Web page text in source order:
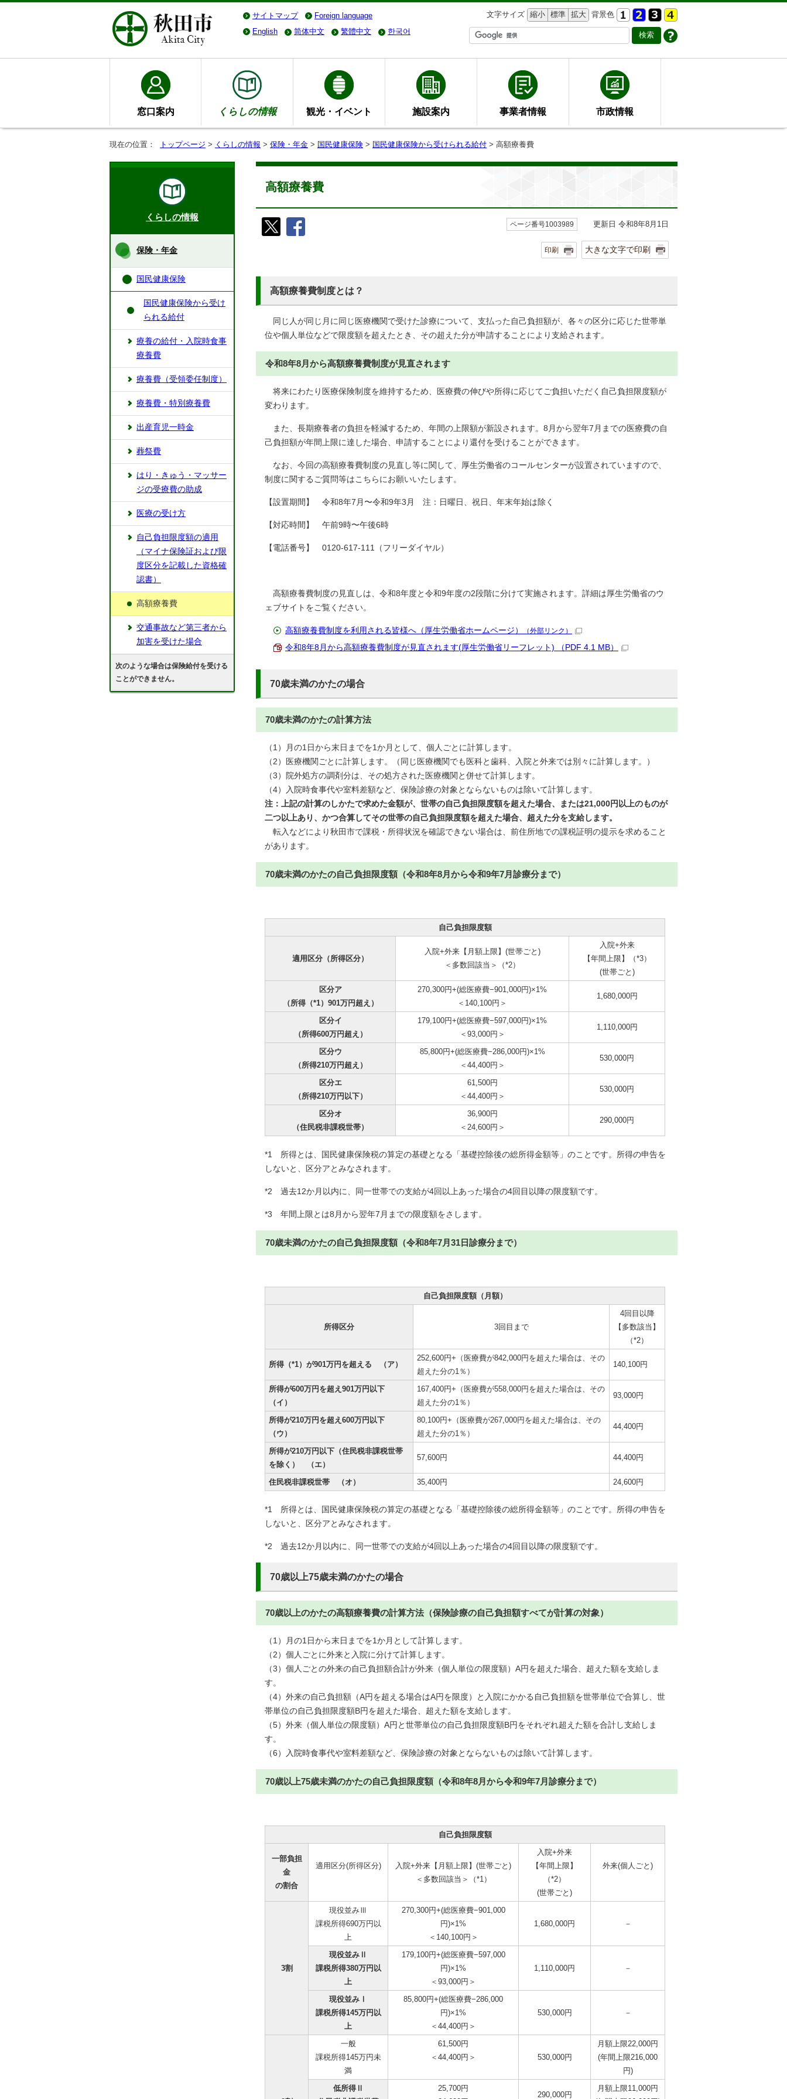
サイトマップ Foreign language 文字サイズ 縮小 標準 拡大 背景色
English
简体中文 繁體中文 한국어
窓口案内 くらしの情報 観光・イベント 施設案内 事業者情報 市政情報
現在の位置： トップページ > くらしの情報 > 保険・年金 > 国民健康保険 > 国民健康保険から受けられる給付 > 高額療養費
高額療養費
ページ番号1003989 更新日 令和8年8月1日
印刷 大きな文字で印刷
高額療養費制度とは？
同じ人が同じ月に同じ医療機関で受けた診療について、支払った自己負担額が、各々の区分に応じた世帯単
位や個人単位などで限度額を超えたとき、その超えた分が申請することにより支給されます。
令和8年8月から高額療養費制度が見直されます
将来にわたり医療保険制度を維持するため、医療費の伸びや所得に応じてご負担いただく自己負担限度額が
変わります。
また、長期療養者の負担を軽減するため、年間の上限額が新設されます。8月から翌年7月までの医療費の自
己負担額が年間上限に達した場合、申請することにより還付を受けることができます。
なお、今回の高額療養費制度の見直し等に関して、厚生労働省のコールセンターが設置されていますので、
制度に関するご質問等はこちらにお願いいたします。
【設置期間】 令和8年7月〜令和9年3月 注：日曜日、祝日、年末年始は除く
【対応時間】 午前9時〜午後6時
【電話番号】 0120-617-111（フリーダイヤル）
高額療養費制度の見直しは、令和8年度と令和9年度の2段階に分けて実施されます。詳細は厚生労働省のウ
ェブサイトをご覧ください。
高額療養費制度を利用される皆様へ（厚生労働省ホームページ） （外部リンク）
令和8年8月から高額療養費制度が見直されます(厚生労働省リーフレット) （PDF 4.1 MB）
70歳未満のかたの場合
70歳未満のかたの計算方法
（1）月の1日から末日までを1か月として、個人ごとに計算します。
（2）医療機関ごとに計算します。（同じ医療機関でも医科と歯科、入院と外来では別々に計算します。）
（3）院外処方の調剤分は、その処方された医療機関と併せて計算します。
（4）入院時食事代や室料差額など、保険診療の対象とならないものは除いて計算します。
注：上記の計算のしかたで求めた金額が、世帯の自己負担限度額を超えた場合、または21,000円以上のものが
二つ以上あり、かつ合算してその世帯の自己負担限度額を超えた場合、超えた分を支給します。
転入などにより秋田市で課税・所得状況を確認できない場合は、前住所地での課税証明の提示を求めること
があります。
70歳未満のかたの自己負担限度額（令和8年8月から令和9年7月診療分まで）
自己負担限度額
適用区分（所得区分）
入院+外来【月額上限】(世帯ごと)
＜多数回該当＞（*2）
入院+外来
【年間上限】（*3）
(世帯ごと)
区分ア
（所得（*1）901万円超え）
270,300円+(総医療費−901,000円)×1%
＜140,100円＞
1,680,000円
区分イ
（所得600万円超え）
179,100円+(総医療費−597,000円)×1%
＜93,000円＞
1,110,000円
区分ウ
（所得210万円超え）
85,800円+(総医療費−286,000円)×1%
＜44,400円＞
530,000円
区分エ
（所得210万円以下）
61,500円
＜44,400円＞
530,000円
区分オ
（住民税非課税世帯）
36,900円
＜24,600円＞
290,000円
*1 所得とは、国民健康保険税の算定の基礎となる「基礎控除後の総所得金額等」のことです。所得の申告を
しないと、区分アとみなされます。
*2 過去12か月以内に、同一世帯での支給が4回以上あった場合の4回目以降の限度額です。
*3 年間上限とは8月から翌年7月までの限度額をさします。
70歳未満のかたの自己負担限度額（令和8年7月31日診療分まで）
自己負担限度額（月額）
所得区分 3回目まで
4回目以降
【多数該当】
（*2）
所得（*1）が901万円を超える （ア）
252,600円+（医療費が842,000円を超えた場合は、その
超えた分の1％）
140,100円
所得が600万円を超え901万円以下
（イ）
167,400円+（医療費が558,000円を超えた場合は、その
超えた分の1％）
93,000円
所得が210万円を超え600万円以下
（ウ）
80,100円+（医療費が267,000円を超えた場合は、その
超えた分の1％）
44,400円
所得が210万円以下（住民税非課税世帯
を除く） （エ）
57,600円 44,400円
住民税非課税世帯 （オ） 35,400円 24,600円
*1 所得とは、国民健康保険税の算定の基礎となる「基礎控除後の総所得金額等」のことです。所得の申告を
しないと、区分アとみなされます。
*2 過去12か月以内に、同一世帯での支給が4回以上あった場合の4回目以降の限度額です。
70歳以上75歳未満のかたの場合
70歳以上のかたの高額療養費の計算方法（保険診療の自己負担額すべてが計算の対象）
（1）月の1日から末日までを1か月として計算します。
（2）個人ごとに外来と入院に分けて計算します。
（3）個人ごとの外来の自己負担額合計が外来（個人単位の限度額）A円を超えた場合、超えた額を支給しま
す。
（4）外来の自己負担額（A円を超える場合はA円を限度）と入院にかかる自己負担額を世帯単位で合算し、世
帯単位の自己負担限度額B円を超えた場合、超えた額を支給します。
（5）外来（個人単位の限度額）A円と世帯単位の自己負担限度額B円をそれぞれ超えた額を合計し支給しま
す。
（6）入院時食事代や室料差額など、保険診療の対象とならないものは除いて計算します。
70歳以上75歳未満のかたの自己負担限度額（令和8年8月から令和9年7月診療分まで）
自己負担限度額
一部負担
金
の割合
適用区分(所得区分)
入院+外来【月額上限】(世帯ごと)
＜多数回該当＞（*1）
入院+外来
【年間上限】
（*2）
(世帯ごと)
外来(個人ごと)
3割
現役並みⅢ
課税所得690万円以
上
270,300円+(総医療費−901,000
円)×1%
＜140,100円＞
1,680,000円 －
現役並みⅡ
課税所得380万円以
上
179,100円+(総医療費−597,000
円)×1%
＜93,000円＞
1,110,000円 －
現役並みⅠ
課税所得145万円以
上
85,800円+(総医療費−286,000
円)×1%
＜44,400円＞
530,000円 －
一般
課税所得145万円未
満
61,500円
＜44,400円＞
530,000円
月額上限22,000円
(年間上限216,000
円)
低所得Ⅱ
25,700円
290,000円
月額上限11,000円
くらしの情報
保険・年金
国民健康保険
国民健康保険から受け
られる給付
療養の給付・入院時食事
療養費
療養費（受領委任制度）
療養費・特別療養費
出産育児一時金
葬祭費
はり・きゅう・マッサー
ジの受療費の助成
医療の受け方
自己負担限度額の適用
（マイナ保険証および限
度区分を記載した資格確
認書）
高額療養費
交通事故など第三者から
加害を受けた場合
次のような場合は保険給付を受ける
ことができません。